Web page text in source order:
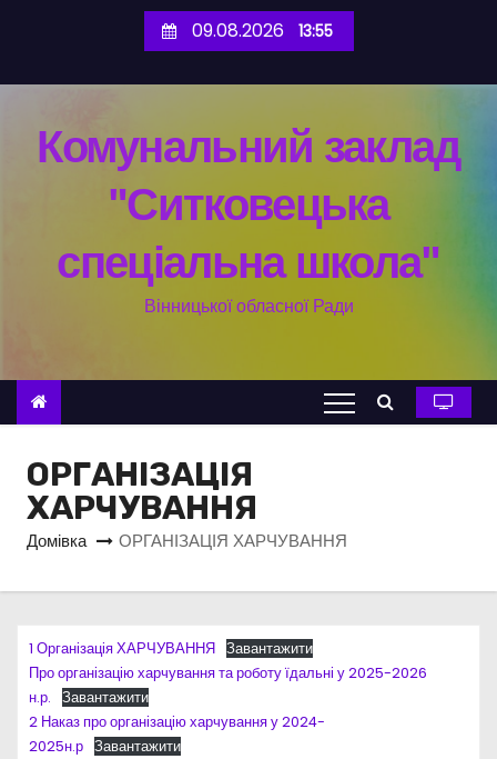
с
т
09.08.2026 13:55
Комунальний заклад
"Ситковецька
спеціальна школа"
Вінницької обласної Ради
ОРГАНІЗАЦІЯ
ХАРЧУВАННЯ
Домівка ОРГАНІЗАЦІЯ ХАРЧУВАННЯ
1 Організація ХАРЧУВАННЯ Завантажити
Про організацію харчування та роботу їдальні у 2025-2026
н.р.
Завантажити
2 Наказ про організацію харчування у 2024-
2025н.р Завантажити